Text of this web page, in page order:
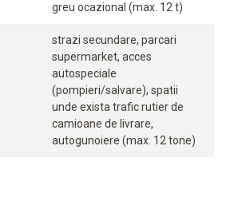
greu ocazional (max. 12 t)
strazi secundare, parcari
supermarket, acces
autospeciale
(pompieri/salvare), spatii
unde exista trafic rutier de
camioane de livrare,
autogunoiere (max. 12 tone)